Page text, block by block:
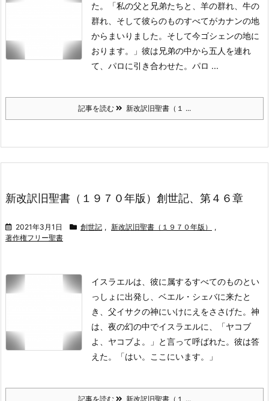
た。「私の父と兄弟たちと、羊の群れ、牛の
群れ、そして彼らのものすべてがカナンの地
からまいりました。そして今ゴシェンの地に
おります。」 彼は兄弟の中から五人を連れ
て、パロに引き合わせた。 パロ ...
記事を読む 新改訳旧聖書（１ ...
新改訳旧聖書（１９７０年版）創世記、第４６章
2021年3月1日 創世記 , 新改訳旧聖書（１９７０年版）
,
著作権フリー聖書
イスラエルは、彼に属するすべてのものとい
っしょに出発し、ベエル・シェバに来たと
き、父イサクの神にいけにえをささげた。 神
は、夜の幻の中でイスラエルに、「ヤコブ
よ、ヤコブよ。」と言って呼ばれた。彼は答
えた。「はい。ここにいます。」
記事を読む 新改訳旧聖書（１ ...